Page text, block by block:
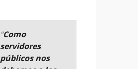
“Como
servidores
públicos nos